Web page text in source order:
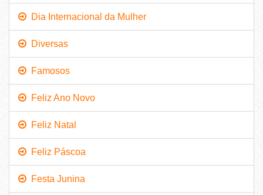
Dia Internacional da Mulher
Diversas
Famosos
Feliz Ano Novo
Feliz Natal
Feliz Páscoa
Festa Junina